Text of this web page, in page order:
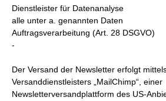
Dienstleister für Datenanalyse
alle unter a. genannten Daten
Auftragsverarbeitung (Art. 28 DSGVO)
-
Der Versand der Newsletter erfolgt
Versanddienstleisters „MailChimp“, einer
Newsletterversandplattform des US-